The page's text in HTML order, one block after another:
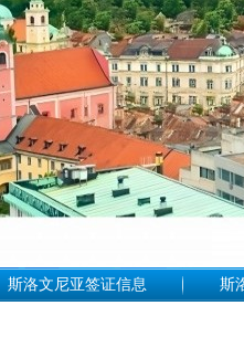
斯洛文尼亚签证信息 斯